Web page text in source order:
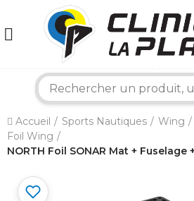
Accueil Sports Nautiques
Wing
Foil Wing
NORTH Foil SONAR Mat + Fuselage
Bonjour ! Je suis votre expert
Comment puis-je vous aider